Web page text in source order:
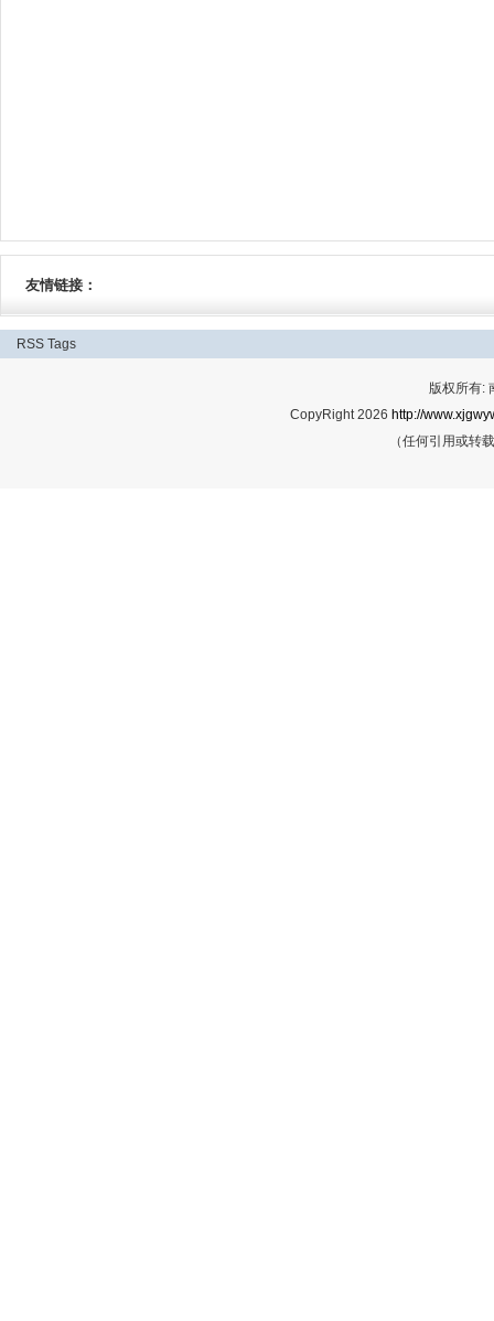
友情链接：
RSS Tags
版权所有:
CopyRight 2026 http://
（任何引用或转